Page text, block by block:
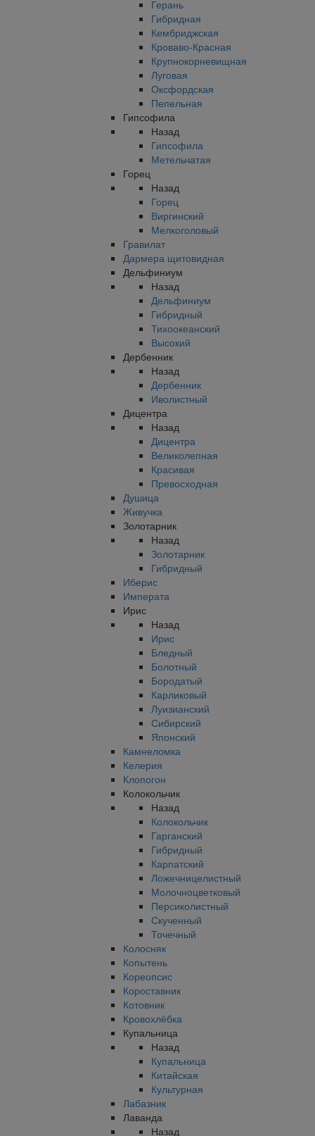
Герань
Гибридная
Кембриджская
Кроваво-Красная
Крупнокорневищная
Луговая
Оксфордская
Пепельная
Гипсофила
Назад
Гипсофила
Метельчатая
Горец
Назад
Горец
Виргинский
Мелкоголовый
Гравилат
Дармера щитовидная
Дельфиниум
Назад
Дельфиниум
Гибридный
Тихоокеанский
Высокий
Дербенник
Назад
Дербенник
Иволистный
Дицентра
Назад
Дицентра
Великолепная
Красивая
Превосходная
Душица
Живучка
Золотарник
Назад
Золотарник
Гибридный
Иберис
Императа
Ирис
Назад
Ирис
Бледный
Болотный
Бородатый
Карликовый
Луизианский
Сибирский
Японский
Камнеломка
Келерия
Клопогон
Колокольчик
Назад
Колокольчик
Гарганский
Гибридный
Карпатский
Ложечницелистный
Молочноцветковый
Персиколистный
Скученный
Точечный
Колосняк
Копытень
Кореопсис
Короставник
Котовник
Кровохлёбка
Купальница
Назад
Купальница
Китайская
Культурная
Лабазник
Лаванда
Назад